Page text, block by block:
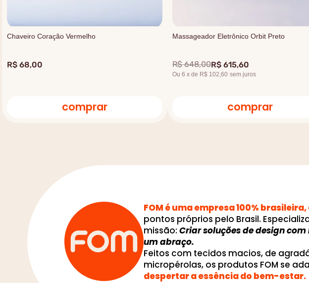
Chaveiro Coração Vermelho
R$ 68,00
comprar
Massageador Eletrônico Orbit Preto
R$ 648,00R$ 615,60
Ou 6 x de R$ 102,60 sem juros
comprar
FOM é uma empresa 100%
pontos próprios pelo Brasil.
missão: Criar soluções de design
um abraço.
Feitos com tecidos macios, de
micropérolas, os produtos FOM se
despertar a essência do bem-estar.